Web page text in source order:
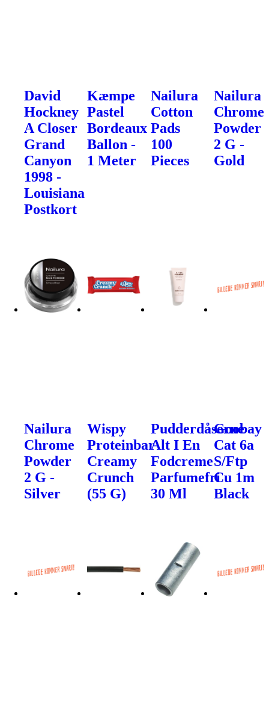
David
Hockney
A Closer
Grand
Canyon
1998 -
Louisiana
Postkort
Kæmpe
Pastel
Bordeaux
Ballon -
1 Meter
Nailura
Cotton
Pads
100
Pieces
Nailura
Chrome
Powder
2 G -
Gold
Nailura
Chrome
Powder
2 G -
Silver
Wispy
Proteinbar
Creamy
Crunch
(55 G)
Pudderdåserne
Alt I En
Fodcreme
Parfumefri
30 Ml
Goobay
Cat 6a
S/Ftp
Cu 1m
Black